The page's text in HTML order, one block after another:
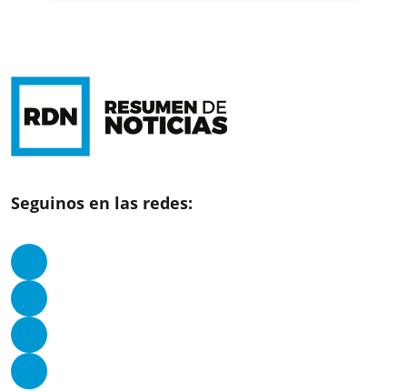
Seguinos en las redes: